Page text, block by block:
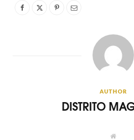
AUTHOR
DISTRITO
W